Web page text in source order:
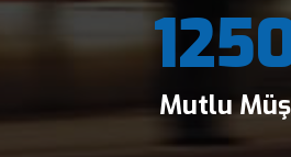
Mutlu